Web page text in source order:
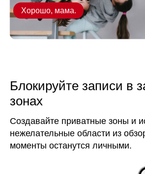
Хорошо, мама.
Блокируйте записи в
зонах
Создавайте приватные зоны и
нежелательные области из
моменты останутся личными.